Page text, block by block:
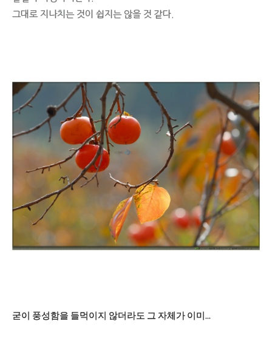
그대로 지나치는 것이 쉽지는 않을 것 같다.
굳이 풍성함을 들먹이지 않더라도 그 자체가 이미...